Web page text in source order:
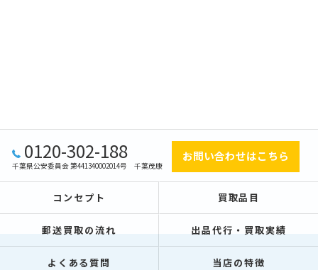
0120-302-188
千葉県公安委員会 第441340002014号 千葉茂康
お問い合わせはこちら
コンセプト 買取品目
郵送買取の流れ 出品代行・買取実績
よくある質問 当店の特徴